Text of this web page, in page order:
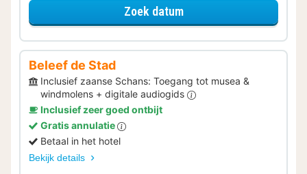
Zoek datumvoor Upgrade Special
Beleef de Stad
Inclusief zaanse Schans: Toegang tot musea &
windmolens + digitale audiogids
Inclusief zeer goed ontbijt
Gratis annulatie
Betaal in het hotel
Bekijk details